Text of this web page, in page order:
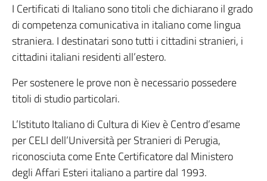
I Certificati di Italiano sono titoli che dichiarano il grado
di competenza comunicativa in italiano come lingua
straniera. I destinatari sono tutti i cittadini stranieri, i
cittadini italiani residenti all’estero.
Per sostenere le prove non è necessario possedere
titoli di studio particolari.
L’Istituto Italiano di Cultura di Kiev è Centro d’esame
per CELI dell’Università per Stranieri di Perugia,
riconosciuta come Ente Certificatore dal Ministero
degli Affari Esteri italiano a partire dal 1993.